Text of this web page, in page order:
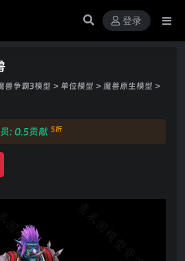
登录
兽争霸3模型 > 单位模型 > 魔兽原生模型 >
: 0.5贡献 5折